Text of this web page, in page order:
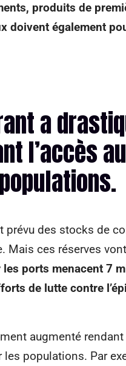
produits de
doivent également
a
l’accès
prévu des stocks de
ces réserves vont
ports menacent 7
de lutte contre
augmenté
les populations. Par